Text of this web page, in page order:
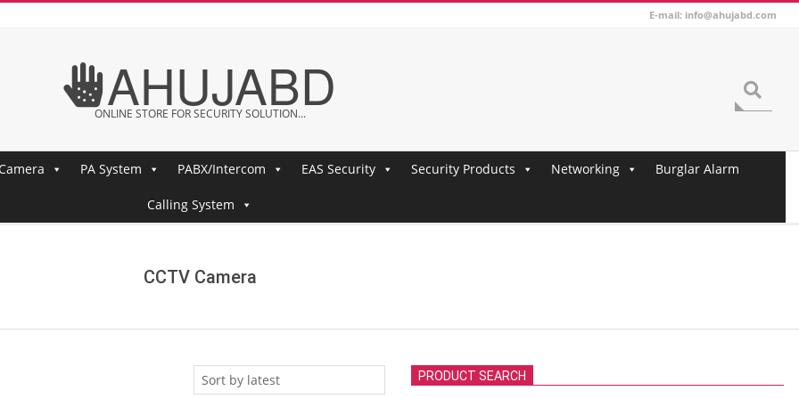
E-mail: info@ahujabd.com
AHUJABD
ONLINE STORE FOR SECURITY SOLUTION...
PA System PABX/Intercom EAS Security Security Products Networking Burglar Alarm
Calling System
CCTV Camera
PRODUCT SEARCH